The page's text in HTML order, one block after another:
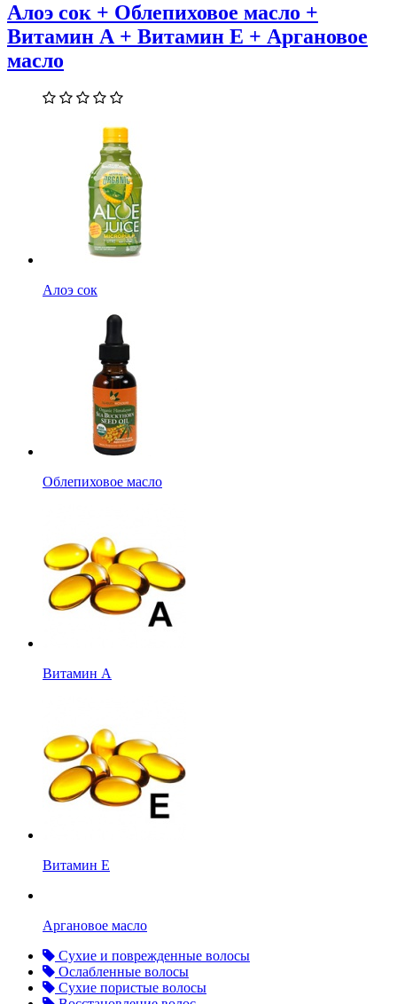
Алоэ сок + Облепиховое масло +
Витамин А + Витамин Е + Аргановое
масло
Алоэ сок
Облепиховое масло
Витамин А
Витамин Е
Аргановое масло
Сухие и поврежденные волосы
Ослабленные волосы
Сухие пористые волосы